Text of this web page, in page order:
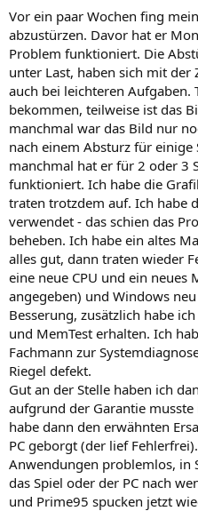
Vor ein paar Wochen fing
abzustürzen. Davor hat er
Problem funktioniert. Die
unter Last, haben sich mit
auch bei leichteren Aufgaben.
bekommen, teilweise ist das
manchmal war das Bild nur
nach einem Absturz für
manchmal hat er für 2 oder 3
funktioniert. Ich habe die
traten trotzdem auf. Ich habe
verwendet - das schien das
beheben. Ich habe ein altes
alles gut, dann traten wieder
eine neue CPU und ein
angegeben) und Windows
Besserung, zusätzlich habe
und MemTest erhalten. Ich
Fachmann zur
Riegel defekt.
Gut an der Stelle haben ich
aufgrund der Garantie musste
habe dann den erwähnten
PC geborgt (der lief
Anwendungen problemlos, in
das Spiel oder der PC nach
und Prime95 spucken jetzt